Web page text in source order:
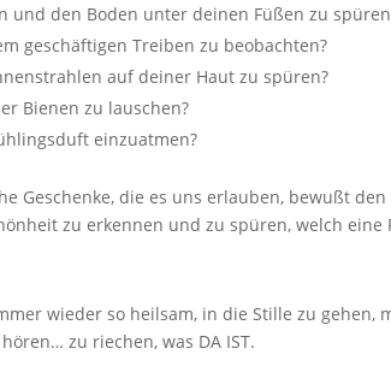
und den Boden unter deinen Füßen zu
geschäftigen Treiben zu beobachten?
auf deiner Haut zu spüren?
Bienen zu lauschen?
einzuatmen?
Geschenke, die es uns erlauben, bewußt
zu erkennen und zu spüren, welch eine
wieder so heilsam, in die Stille zu gehen,
zu riechen, was DA IST.